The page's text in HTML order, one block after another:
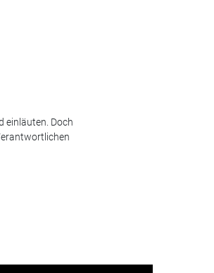
einläuten. Doch